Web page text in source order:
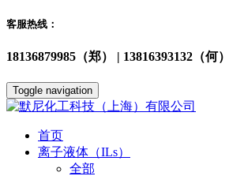
客服热线：
18136879985（郑） | 13816393132（何
Toggle navigation
首页
离子液体（ILs）
全部